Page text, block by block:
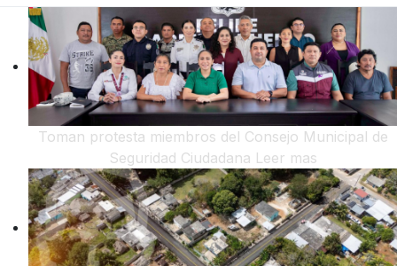
Toman protesta miembros del Consejo Municipal de
Seguridad Ciudadana Leer mas